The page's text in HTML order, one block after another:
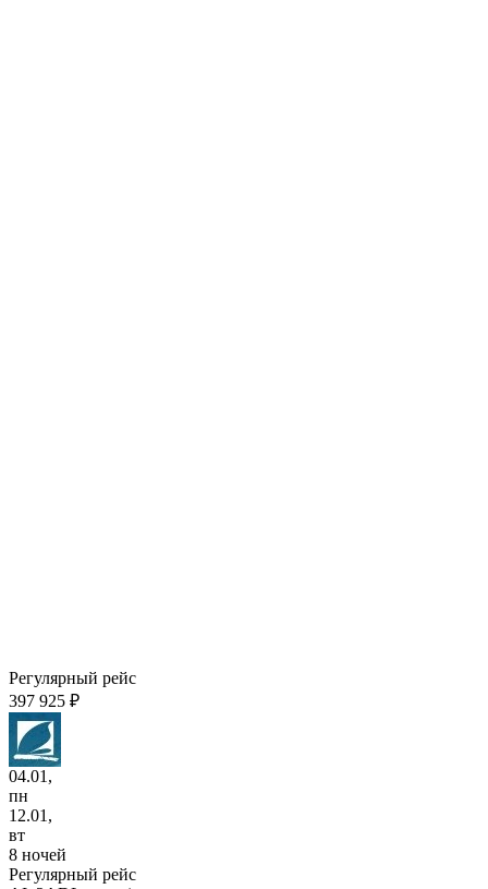
Регулярный рейс
397 925 ₽
04.01,
пн
12.01,
вт
8 ночей
Регулярный рейс